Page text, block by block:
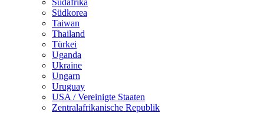
Südafrika
Südkorea
Taiwan
Thailand
Türkei
Uganda
Ukraine
Ungarn
Uruguay
USA / Vereinigte Staaten
Zentralafrikanische Republik